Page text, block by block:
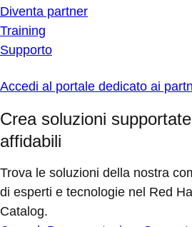
Diventa partner
Training
Supporto
Accedi al portale dedicato ai
Crea soluzioni
affidabili
Trova le soluzioni della nostra
di esperti e tecnologie nel Red
Catalog.